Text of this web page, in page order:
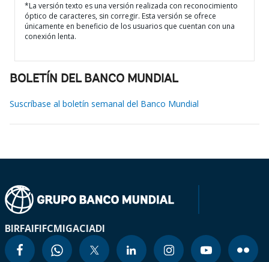
*La versión texto es una versión realizada con reconocimiento
óptico de caracteres, sin corregir. Esta versión se ofrece
únicamente en beneficio de los usuarios que cuentan con una
conexión lenta.
BOLETÍN DEL BANCO MUNDIAL
Suscríbase al boletín semanal del Banco Mundial
BIRFAIFIFCMIGACIADI